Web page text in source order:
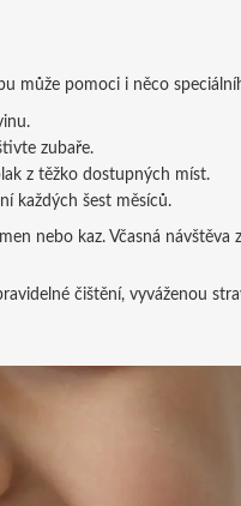
může pomoci i něco
zubaře.
z těžko dostupných míst.
každých šest měsíců.
nebo kaz. Včasná návštěva
čištění, vyváženou